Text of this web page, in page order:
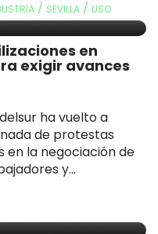
/ SEVILLA / USO
en
exigir avances
ha vuelto a
de protestas
en la negociación de
y...